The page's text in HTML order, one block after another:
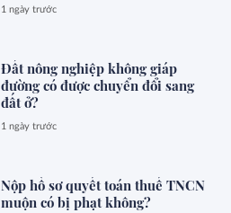
1 ngày trước
Đất nông nghiệp không giáp
đường có được chuyển đổi sang
đất ở?
1 ngày trước
Nộp hồ sơ quyết toán thuế TNCN
muộn có bị phạt không?